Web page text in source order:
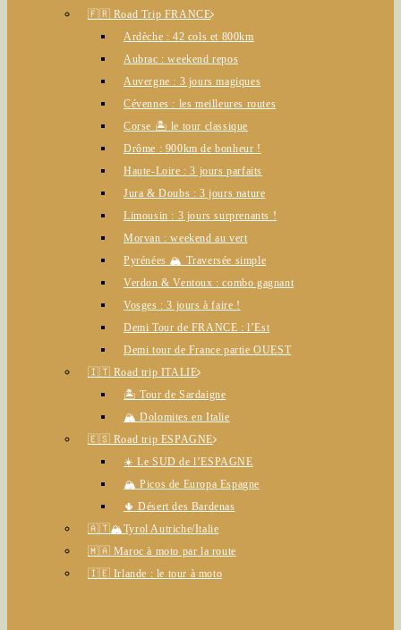
🇫🇷 Road Trip FRANCE
Ardèche : 42 cols et 800km
Aubrac : weekend repos
Auvergne : 3 jours magiques
Cévennes : les meilleures routes
Corse 🏝️ le tour classique
Drôme : 900km de bonheur !
Haute-Loire : 3 jours parfaits
Jura & Doubs : 3 jours nature
Limousin : 3 jours surprenants !
Morvan : weekend au vert
Pyrénées 🏔️ Traversée simple
Verdon & Ventoux : combo gagnant
Vosges : 3 jours à faire !
Demi Tour de FRANCE : l’Est
Demi tour de France partie OUEST
🇮🇹 Road trip ITALIE
🏝️ Tour de Sardaigne
🏔️ Dolomites en Italie
🇪🇸 Road trip ESPAGNE
☀️ Le SUD de l’ESPAGNE
🏔️ Picos de Europa Espagne
🌵 Désert des Bardenas
🇦🇹🏔️Tyrol Autriche/Italie
🇲🇦 Maroc à moto par la route
🇮🇪 Irlande : le tour à moto